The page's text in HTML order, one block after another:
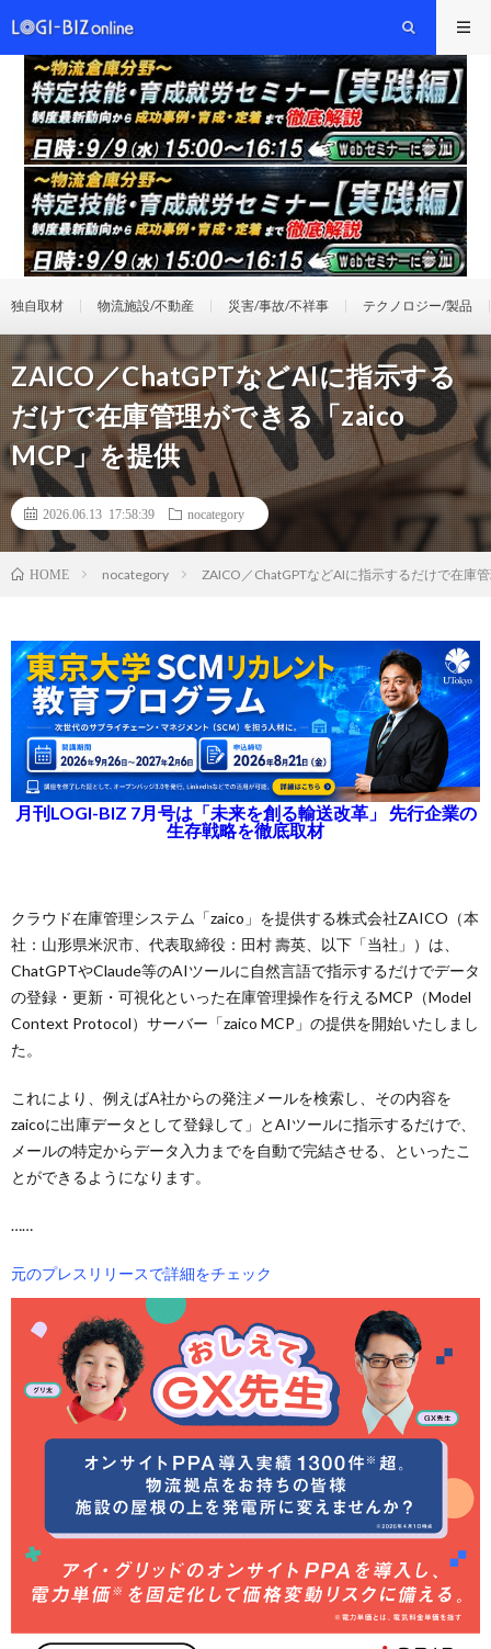
独自取材 物流施設/不動産 災害/事故/不祥事 テクノロジー/製品
ZAICO／ChatGPTなどAIに指示する
だけで在庫管理ができる「zaico
MCP」を提供
2026.06.13 17:58:39 nocategory
HOME nocategory ZAICO／ChatGPTなどAIに指示するだけで在庫
月刊LOGI-BIZ 7月号は「未来を創る輸送改革」 先行企業の
生存戦略を徹底取材
クラウド在庫管理システム「zaico」を提供する株式会社ZAICO（本
社：山形県米沢市、代表取締役：田村 壽英、以下「当社」）は、
ChatGPTやClaude等のAIツールに自然言語で指示するだけでデータ
の登録・更新・可視化といった在庫管理操作を行えるMCP（Model
Context Protocol）サーバー「zaico MCP」の提供を開始いたしまし
た。
これにより、例えばA社からの発注メールを検索し、その内容を
zaicoに出庫データとして登録して」とAIツールに指示するだけで、
メールの特定からデータ入力までを自動で完結させる、といったこ
とができるようになります。
……
元のプレスリリースで詳細をチェック